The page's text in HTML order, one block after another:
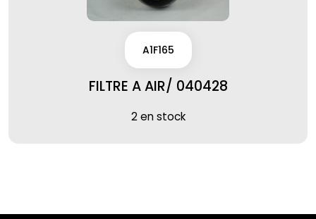
A1F165
FILTRE A AIR/ 040428
2 en stock